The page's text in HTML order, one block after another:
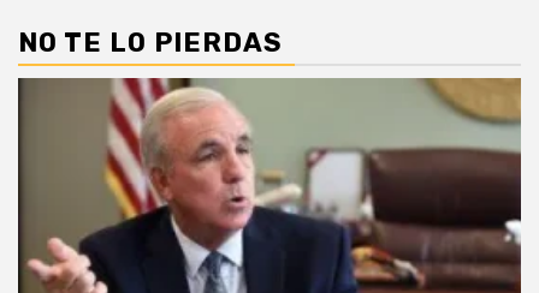
NO TE LO PIERDAS